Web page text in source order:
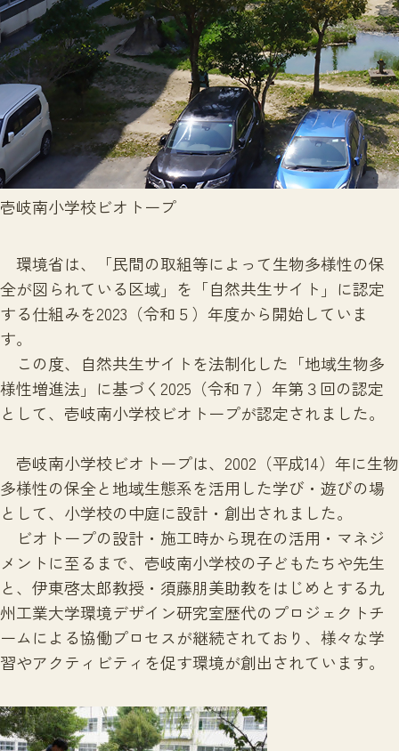
生物多様性ふくおかウェブセンターとは
サイトマップ
壱岐南小学校ビオトープ
環境省は、「民間の取組等によって生物多様性の保
全が図られている区域」を「自然共生サイト」に認定
する仕組みを2023（令和５）年度から開始していま
す。
この度、自然共生サイトを法制化した「地域生物多
様性増進法」に基づく2025（令和７）年第３回の認定
として、壱岐南小学校ビオトープが認定されました。
壱岐南小学校ビオトープは、2002（平成14）年に生物
多様性の保全と地域生態系を活用した学び・遊びの場
として、小学校の中庭に設計・創出されました。
ビオトープの設計・施工時から現在の活用・マネジ
メントに至るまで、壱岐南小学校の子どもたちや先生
と、伊東啓太郎教授・須藤朋美助教をはじめとする九
州工業大学環境デザイン研究室歴代のプロジェクトチ
ームによる協働プロセスが継続されており、様々な学
習やアクティビティを促す環境が創出されています。